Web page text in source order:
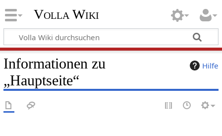
Volla Wiki
Hilfe
Informationen zu
„Hauptseite“